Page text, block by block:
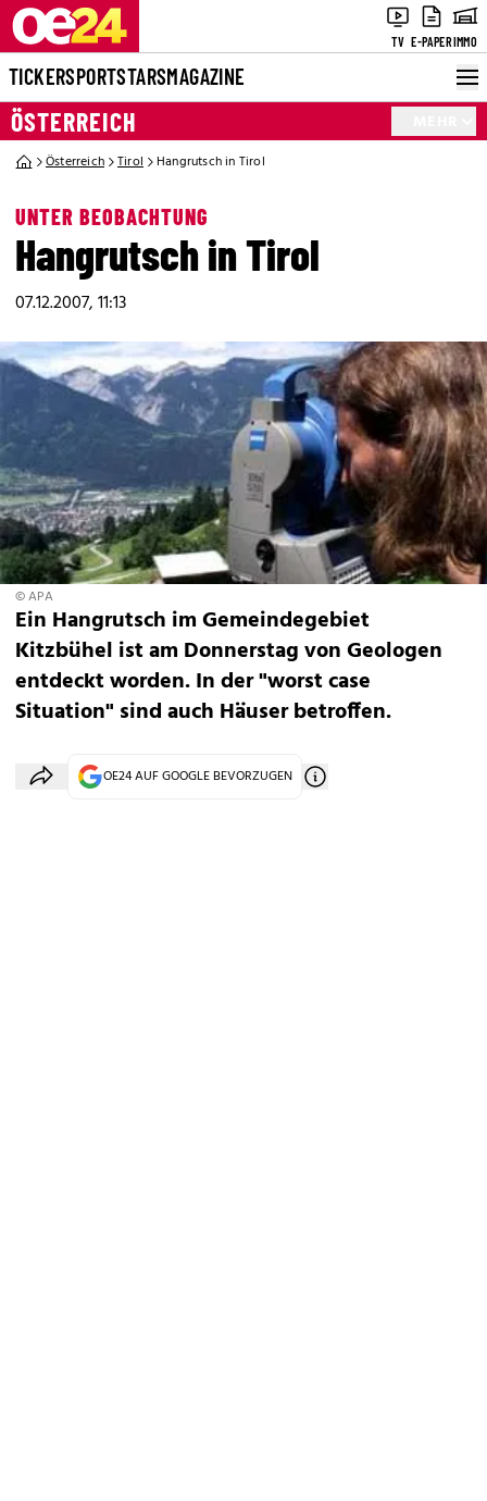
TV E-PAPERIMMO
TICKERSPORTSTARSMAGAZINE
ÖSTERREICH
Österreich Tirol Hangrutsch in Tirol
UNTER BEOBACHTUNG
Hangrutsch in Tirol
07.12.2007, 11:13
© APA
Ein Hangrutsch im Gemeindegebiet
Kitzbühel ist am Donnerstag von Geologen
entdeckt worden. In der "worst case
Situation" sind auch Häuser betroffen.
OE24 AUF GOOGLE BEVORZUGEN